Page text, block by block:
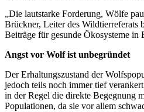
„Die lautstarke Forderung, Wölfe
Brückner, Leiter des Wildtierreferats
Beiträge für gesunde Ökosysteme
Angst vor Wolf ist unbegründet
Der Erhaltungszustand der
jedoch teils noch immer tief
in der Regel die direkte Begegnung
Populationen, da sie vor allem